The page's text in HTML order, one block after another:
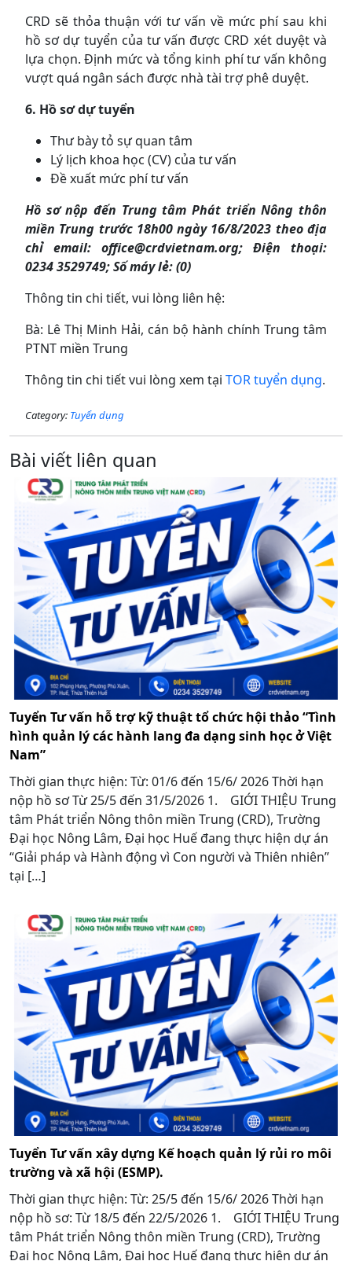
CRD sẽ thỏa thuận với tư vấn về mức phí sau khi
hồ sơ dự tuyển của tư vấn được CRD xét duyệt và
lựa chọn. Định mức và tổng kinh phí tư vấn không
vượt quá ngân sách được nhà tài trợ phê duyệt.
6. Hồ sơ dự tuyển
Thư bày tỏ sự quan tâm
Lý lịch khoa học (CV) của tư vấn
Đề xuất mức phí tư vấn
Hồ sơ nộp đến Trung tâm Phát triển Nông thôn
miền Trung trước 18h00 ngày 16/8/2023 theo địa
chỉ email: office@crdvietnam.org; Điện thoại:
0234 3529749; Số máy lẻ: (0)
Thông tin chi tiết, vui lòng liên hệ:
Bà: Lê Thị Minh Hải, cán bộ hành chính Trung tâm
PTNT miền Trung
Thông tin chi tiết vui lòng xem tại TOR tuyển dụng.
Category: Tuyển dụng
Bài viết liên quan
Tuyển Tư vấn hỗ trợ kỹ thuật tổ chức hội thảo “Tình
hình quản lý các hành lang đa dạng sinh học ở Việt
Nam”
Thời gian thực hiện: Từ: 01/6 đến 15/6/ 2026 Thời hạn
nộp hồ sơ Từ 25/5 đến 31/5/2026 1. GIỚI THIỆU Trung
tâm Phát triển Nông thôn miền Trung (CRD), Trường
Đại học Nông Lâm, Đại học Huế đang thực hiện dự án
“Giải pháp và Hành động vì Con người và Thiên nhiên”
tại […]
Tuyển Tư vấn xây dựng Kế hoạch quản lý rủi ro môi
trường và xã hội (ESMP).
Thời gian thực hiện: Từ: 25/5 đến 15/6/ 2026 Thời hạn
nộp hồ sơ: Từ 18/5 đến 22/5/2026 1. GIỚI THIỆU Trung
tâm Phát triển Nông thôn miền Trung (CRD), Trường
Đại học Nông Lâm, Đại học Huế đang thực hiện dự án